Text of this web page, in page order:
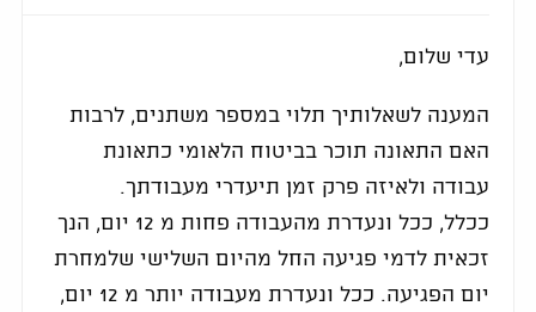
עדי שלום,
המענה לשאלותיך תלוי במספר משתנים, לרבות
האם התאונה תוכר בביטוח הלאומי כתאונת
עבודה ולאיזה פרק זמן תיעדרי מעבודתך.
ככלל, ככל ונעדרת מהעבודה פחות מ 12 יום, הנך
זכאית לדמי פגיעה החל מהיום השלישי שלמחרת
יום הפגיעה. ככל ונעדרת מעבודה יותר מ 12 יום,